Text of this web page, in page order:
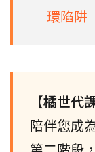
環陷阱
【橘世代
陪伴您成